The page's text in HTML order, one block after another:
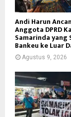
Andi Harun
Anggota DPRD
Samarinda yang
Bankeu ke Luar
Agustus 9, 2026